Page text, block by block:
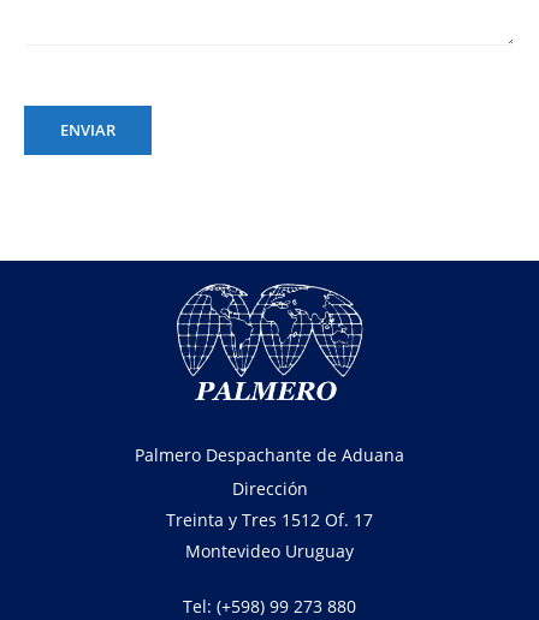
ENVIAR
Palmero Despachante de Aduana
Dirección
Treinta y Tres 1512 Of. 17
Montevideo Uruguay
Tel: (+598) 99 273 880